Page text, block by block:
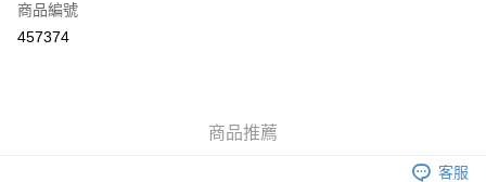
Apple Pay
商品編號
457374
商品推薦
客服